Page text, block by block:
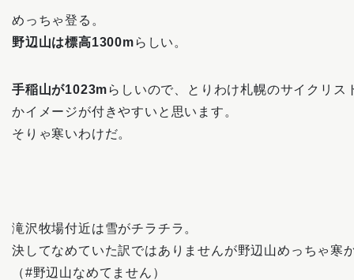
めっちゃ登る。
野辺山は標高1300mらしい。
手稲山が1023mらしいので、とりわけ札幌のサイクリス
かイメージが付きやすいと思います。
そりゃ寒いわけだ。
滝沢牧場付近は雪がチラチラ。
決してなめていた訳ではありませんが野辺山めっちゃ寒
（#野辺山なめてません）